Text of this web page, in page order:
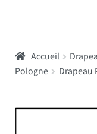
Écoles
Accueil
Pologne
Drapeau